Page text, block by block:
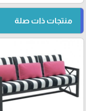
منتجات ذات صلة